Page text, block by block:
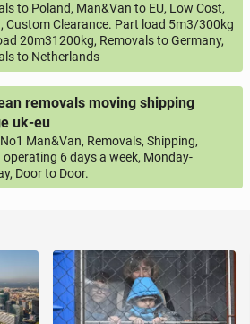
to Poland, Man&Van to EU, Low Cost,
Custom Clearance. Part load 5m3/300kg
20m31200kg, Removals to Germany,
to Netherlands
removals moving shipping
uk-eu
Man&Van, Removals, Shipping,
operating 6 days a week, Monday-
Door to Door.